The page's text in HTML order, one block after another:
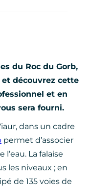
du Roc du Gorb,
découvrez cette
et en
sera fourni.
dans un cadre
permet d’associer
La falaise
les niveaux ; en
de 135 voies de